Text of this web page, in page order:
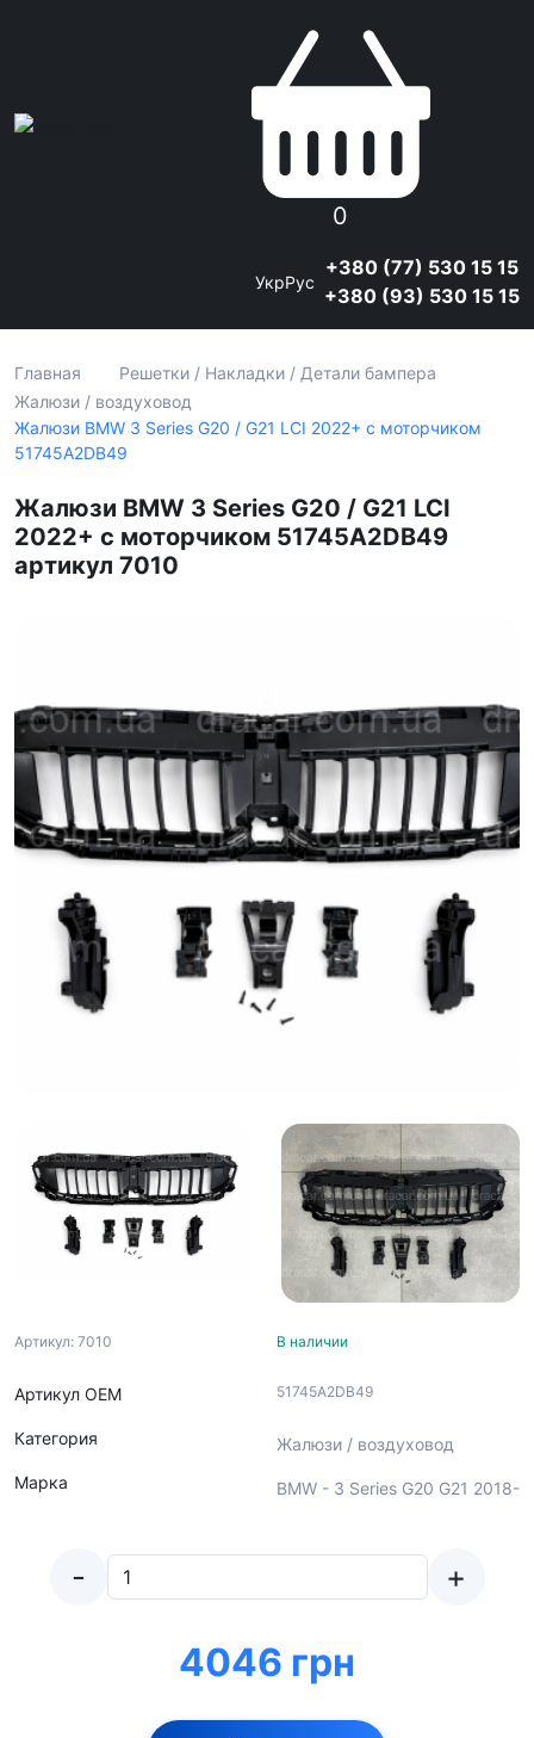
0
УкрРус
+380 (77) 530 15 15
+380 (93) 530 15 15
Главная
Решетки / Накладки / Детали бампера
Жалюзи / воздуховод
Жалюзи BMW 3 Series G20 / G21 LCI 2022+ с моторчиком
51745A2DB49
Жалюзи BMW 3 Series G20 / G21 LCI
2022+ с моторчиком 51745A2DB49
артикул 7010
Артикул: 7010
Артикул ОЕМ
Категория
Марка
В наличии
51745A2DB49
Жалюзи / воздуховод
BMW - 3 Series G20 G21 2018-
- +
4046 грн